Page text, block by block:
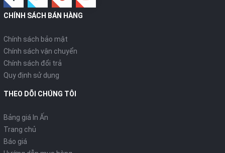
CHÍNH SÁCH BÁN HÀNG
Chính sách bảo mật
Chính sách vận chuyển
Chính sách đổi trả
Quy định sử dụng
THEO DÕI CHÚNG TÔI
Bảng giá In Ấn
Trang chủ
Báo giá